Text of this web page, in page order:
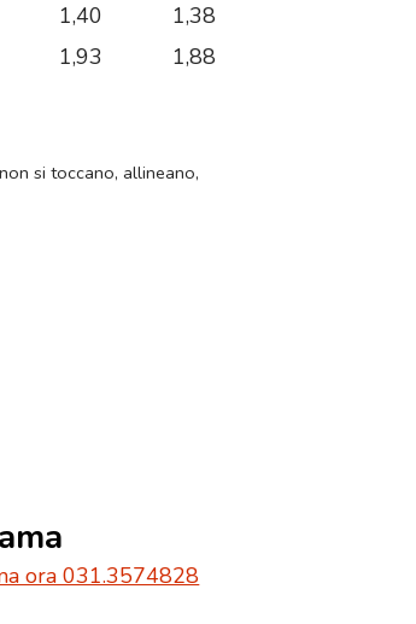
1,40
1,38
1,93 1,88
si toccano, allineano,
ora 031.3574828